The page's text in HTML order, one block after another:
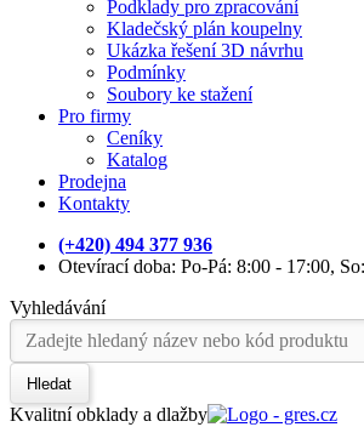
Podklady pro zpracování
Kladečský plán koupelny
Ukázka řešení 3D návrhu
Podmínky
Soubory ke stažení
Pro firmy
Ceníky
Katalog
Prodejna
Kontakty
(+420) 494 377 936
Otevírací doba: Po-Pá: 8:00 - 17:00,
Vyhledávání
Hledat
Kvalitní obklady a dlažby